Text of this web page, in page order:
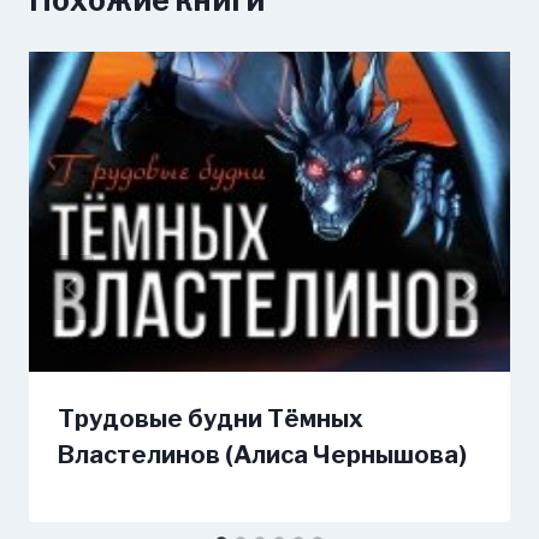
Трудовые будни Тёмных
Властелинов (Алиса Чернышова)